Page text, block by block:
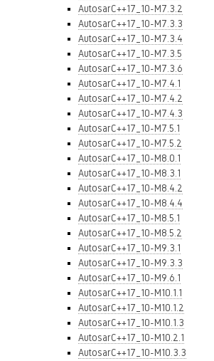
AutosarC++17_10-M7.3.2
AutosarC++17_10-M7.3.3
AutosarC++17_10-M7.3.4
AutosarC++17_10-M7.3.5
AutosarC++17_10-M7.3.6
AutosarC++17_10-M7.4.1
AutosarC++17_10-M7.4.2
AutosarC++17_10-M7.4.3
AutosarC++17_10-M7.5.1
AutosarC++17_10-M7.5.2
AutosarC++17_10-M8.0.1
AutosarC++17_10-M8.3.1
AutosarC++17_10-M8.4.2
AutosarC++17_10-M8.4.4
AutosarC++17_10-M8.5.1
AutosarC++17_10-M8.5.2
AutosarC++17_10-M9.3.1
AutosarC++17_10-M9.3.3
AutosarC++17_10-M9.6.1
AutosarC++17_10-M10.1.1
AutosarC++17_10-M10.1.2
AutosarC++17_10-M10.1.3
AutosarC++17_10-M10.2.1
AutosarC++17_10-M10.3.3